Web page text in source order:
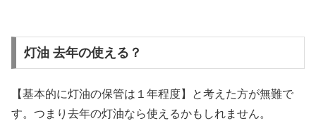
灯油 去年の使える？
【基本的に灯油の保管は１年程度】と考えた方が無難で
す。つまり去年の灯油なら使えるかもしれません。